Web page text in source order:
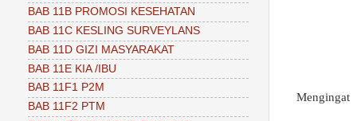
Mengingat
BAB 11B PROMOSI KESEHATAN
BAB 11C KESLING SURVEYLANS
BAB 11D GIZI MASYARAKAT
BAB 11E KIA /IBU
BAB 11F1 P2M
BAB 11F2 PTM